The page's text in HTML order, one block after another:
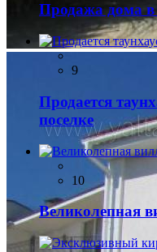
Продажа дома в
9
Продается
поселке
10
Великолепная